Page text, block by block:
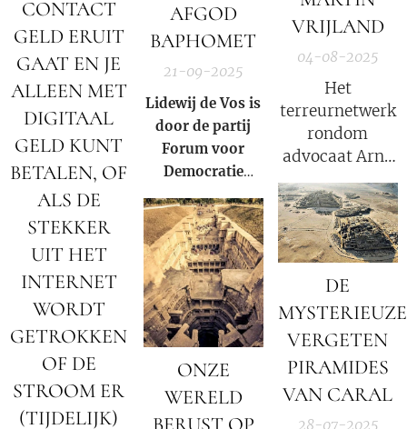
CONTACT
GELD ERUIT
GAAT EN JE
ALLEEN MET
DIGITAAL
GELD KUNT
BETALEN, OF
ALS DE
STEKKER
UIT HET
INTERNET
WORDT
GETROKKEN
OF DE
STROOM ER
(TIJDELIJK)
AFGOD
BAPHOMET
21-09-2025
Lidewij de Vos is
door de partij
Forum voor
Democratie
(FvD) naar voren
geschoven als
laatste
troefkaart van
de Deep State om
het criminele
bedrijf
zadel te houden.
ONZE
WERELD
VRIJLAND
04-08-2025
Het
terreurnetwerk
rondom
advocaat Arno
van Kessel
geïdentificeerd
door journalist
Martin
DE
MYSTERIEUZE
VERGETEN
PIRAMIDES
VAN CARAL
28-07-2025